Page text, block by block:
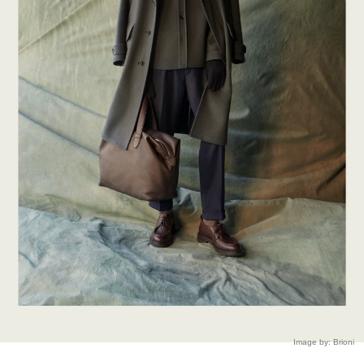
Image by: Brioni